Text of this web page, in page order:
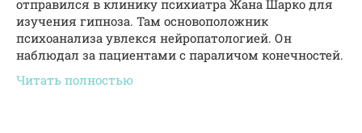
отправился в клинику психиатра Жана Шарко для
изучения гипноза. Там основоположник
психоанализа увлекся нейропатологией. Он
наблюдал за пациентами с параличом конечностей.
Читать полностью